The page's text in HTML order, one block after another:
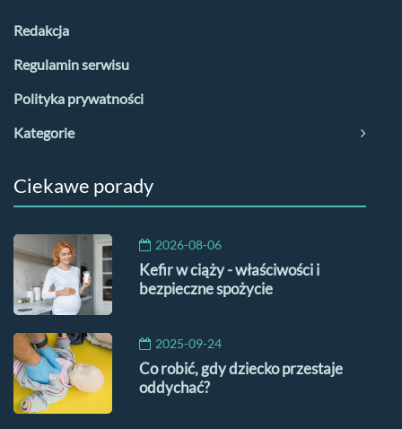
Redakcja
Regulamin serwisu
Polityka prywatności
Kategorie
Ciekawe porady
2026-08-06
Kefir w ciąży - właściwości i
bezpieczne spożycie
2025-09-24
Co robić, gdy dziecko przestaje
oddychać?